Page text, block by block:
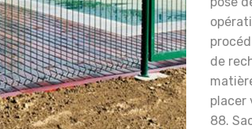
de
placer
88.